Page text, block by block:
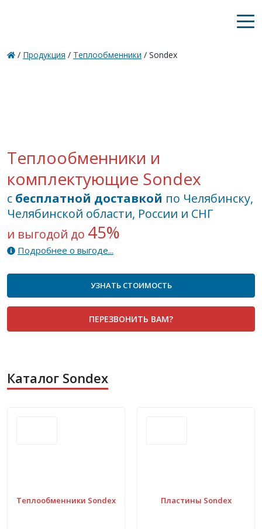
/ Продукция / Теплообменники / Sondex
Теплообменники и
комплектующие Sondex
с бесплатной доставкой по Челябинску,
Челябинской области, России и СНГ
и выгодой до 45%
Подробнее о выгоде...
УЗНАТЬ СТОИМОСТЬ
ПЕРЕЗВОНИТЬ ВАМ?
Каталог Sondex
Теплообменники Sondex Пластины Sondex